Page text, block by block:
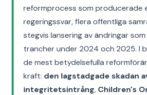
reformprocess som producerade
regeringssvar, flera offentliga
stegvis lansering av ändringar
trancher under 2024 och 2025. I
de mest betydelsefulla
kraft: den lagstadgade skadan
integritetsintrång, Children's